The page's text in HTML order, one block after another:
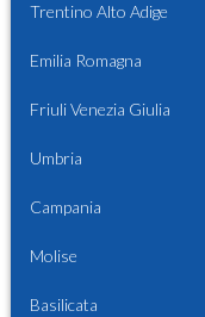
Trentino Alto Adige
Emilia Romagna
Friuli Venezia Giulia
Umbria
Campania
Molise
Basilicata